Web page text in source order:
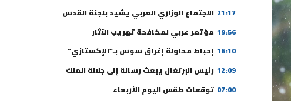
21:17 الاجتماع الوزاري العربي يشيد بلجنة القدس
19:56 مؤتمر عربي لمكافحة تهريب الآثار
16:10 إحباط محاولة إغراق سوس بـ”الإكستازي”
12:09 رئيس البرتغال يبعث رسالة إلى جلالة الملك
07:00 توقعات طقس اليوم الأربعاء